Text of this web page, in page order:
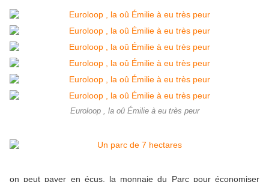
Euroloop , la oû Émilie à eu très peur
on peut payer en écus, la monnaie du Parc pour économiser